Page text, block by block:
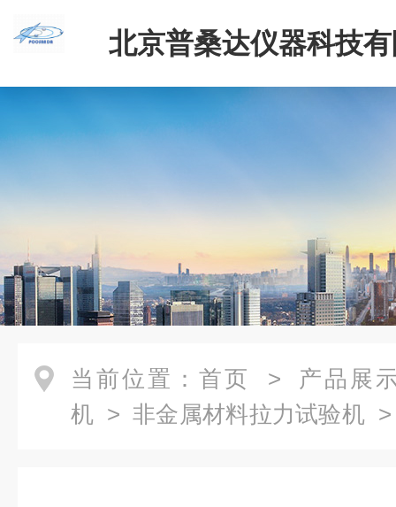
北京普桑达仪器科技
当前位置： 首页 > 产品展
机 > 非金属材料拉力试验机